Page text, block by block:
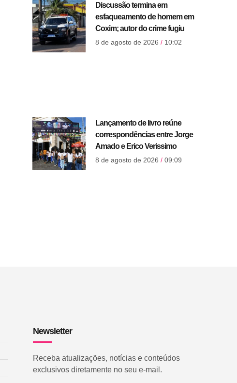
Discussão termina em
esfaqueamento de homem em
Coxim; autor do crime fugiu
8 de agosto de 2026 10:02
Lançamento de livro reúne
correspondências entre Jorge
Amado e Erico Verissimo
8 de agosto de 2026 09:09
Newsletter
Receba atualizações, notícias e conteúdos
exclusivos diretamente no seu e-mail.